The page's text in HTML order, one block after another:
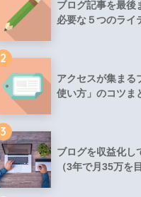
ブログ記事を最後
必要な５つのライ
2
アクセスが集まる
使い方」のコツま
3
ブログを収益化し
（3年で月35万を